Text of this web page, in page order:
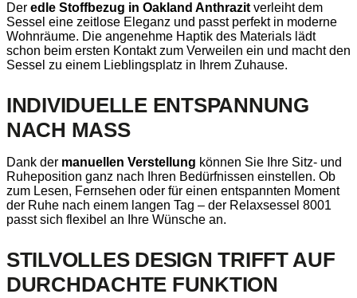
Der edle Stoffbezug in Oakland Anthrazit verleiht dem
Sessel eine zeitlose Eleganz und passt perfekt in moderne
Wohnräume. Die angenehme Haptik des Materials lädt
schon beim ersten Kontakt zum Verweilen ein und macht den
Sessel zu einem Lieblingsplatz in Ihrem Zuhause.
INDIVIDUELLE ENTSPANNUNG
NACH MASS
Dank der manuellen Verstellung können Sie Ihre Sitz- und
Ruheposition ganz nach Ihren Bedürfnissen einstellen. Ob
zum Lesen, Fernsehen oder für einen entspannten Moment
der Ruhe nach einem langen Tag – der Relaxsessel 8001
passt sich flexibel an Ihre Wünsche an.
STILVOLLES DESIGN TRIFFT AUF
DURCHDACHTE FUNKTION